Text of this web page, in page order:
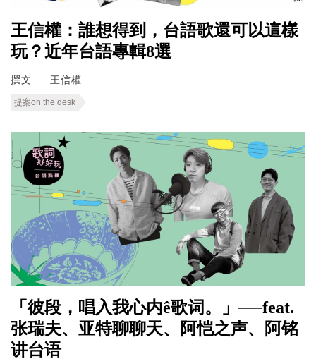
王信權：誰想得到，台語歌還可以這樣
玩？近年台語專輯8選
撰文 王信權
提案on the desk
「彼段，唱入我心内ê歌词。」──feat.
张瑞夫、亚特聊聊天、阿恺之声、阿铭
讲台语